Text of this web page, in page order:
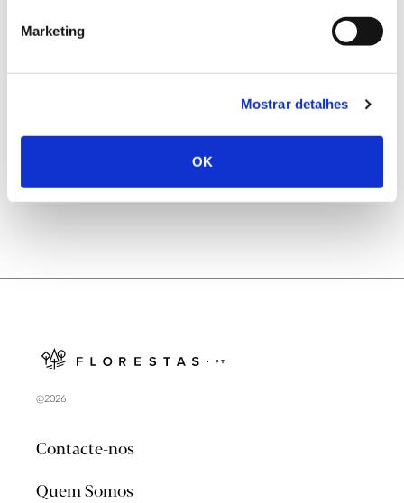
Marketing
Mostrar detalhes
OK
25.06.2026
Natureza e florestas procuram jovens voluntários
no verão 2026
@2026
Contacte-nos
Quem Somos